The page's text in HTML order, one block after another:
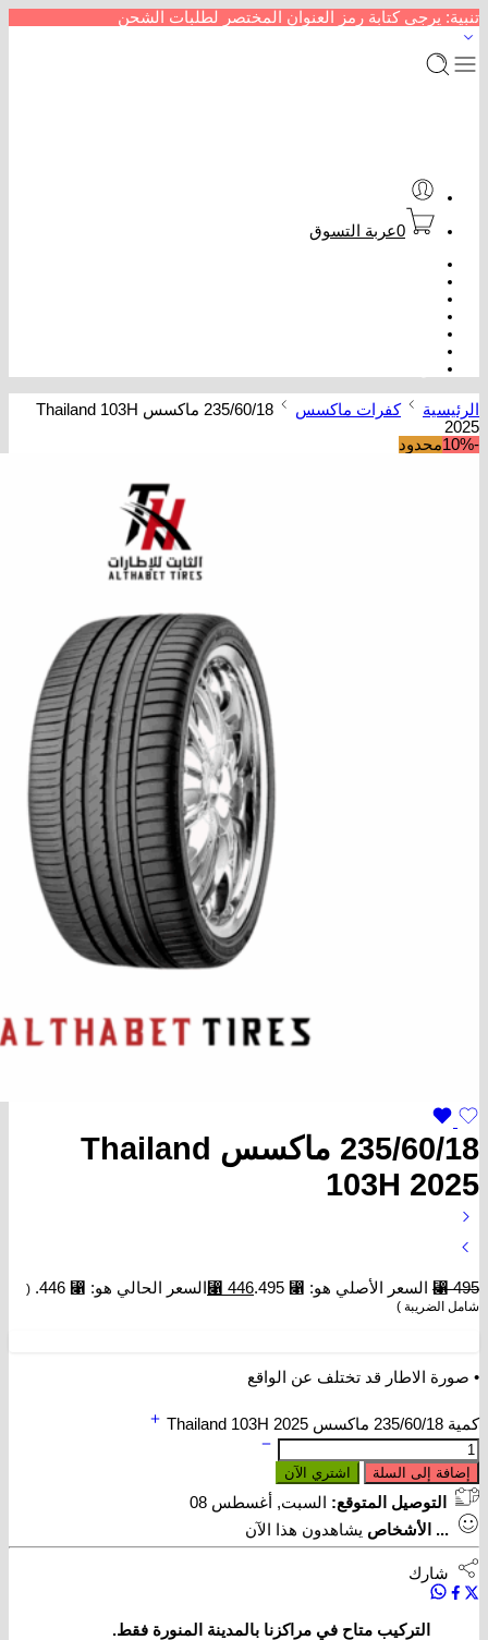
تنبية: يرجى كتابة رمز العنوان المختصر لطلبات الشحن
0عربة التسوق
الرئيسية كفرات ماكسس
235/60/18 ماكسس Thailand 103H
2025
-10%
محدود
235/60/18 ماكسس Thailand
103H 2025
⃁495 السعر الأصلي هو: ⃁ 495. ⃁ 446 السعر الحالي هو: ⃁ 446.
(
شامل الضريبة )
• صورة الاطار قد تختلف عن الواقع
كمية 235/60/18 ماكسس Thailand 103H 2025
إضافة إلى السلة اشتري الآن
التوصيل المتوقع:
السبت, أغسطس 08
...
الأشخاص يشاهدون هذا الآن
شارك
التركيب متاح في مراكزنا بالمدينة المنورة فقط.